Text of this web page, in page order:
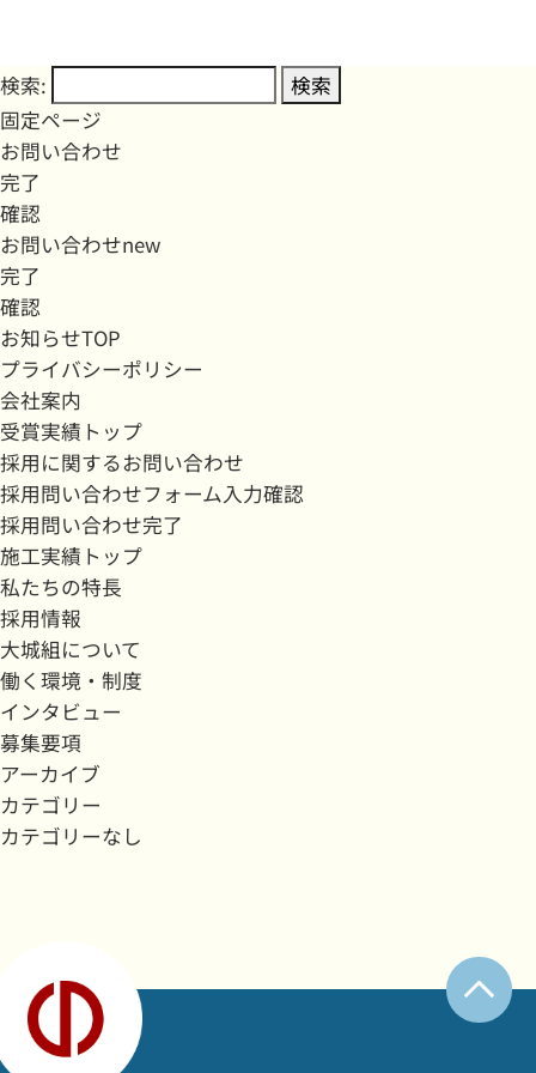
検索:
固定ページ
お問い合わせ
完了
確認
お問い合わせnew
完了
確認
お知らせTOP
プライバシーポリシー
会社案内
受賞実績トップ
採用に関するお問い合わせ
採用問い合わせフォーム入力確認
採用問い合わせ完了
施工実績トップ
私たちの特長
採用情報
大城組について
働く環境・制度
インタビュー
募集要項
アーカイブ
カテゴリー
カテゴリーなし